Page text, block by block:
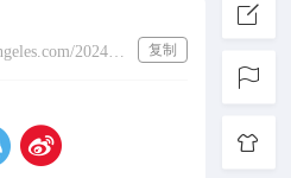
https://www.51losangeles.com/202431602
复制